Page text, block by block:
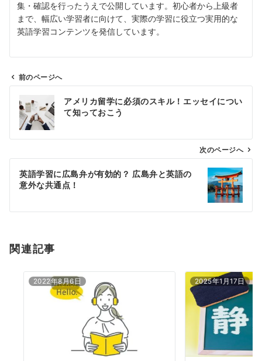
集・確認を行ったうえで公開しています。初心者から上級者
まで、幅広い学習者に向けて、実際の学習に役立つ実用的な
英語学習コンテンツを発信しています。
ン
前のページへ
アメリカ留学に必須のスキル！エッセイについ
て知っておこう
次のページへ
英語学習に広島弁が有効的？ 広島弁と英語の
意外な共通点！
関連記事
2022年8月6日 2025年1月17日